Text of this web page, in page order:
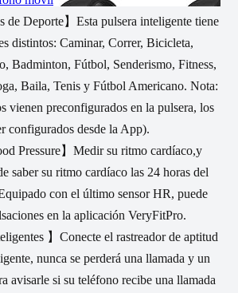
de Deporte】Esta pulsera inteligente tiene
distintos: Caminar, Correr, Bicicleta,
Badminton, Fútbol, Senderismo, Fitness,
Baila, Tenis y Fútbol Americano. Nota:
vienen preconfigurados en la pulsera, los
configurados desde la App).
Pressure】Medir su ritmo cardíaco,y
saber su ritmo cardíaco las 24 horas del
con el último sensor HR, puede
en la aplicación VeryFitPro.
】Conecte el rastreador de aptitud
nunca se perderá una llamada y un
avisarle si su teléfono recibe una llamada